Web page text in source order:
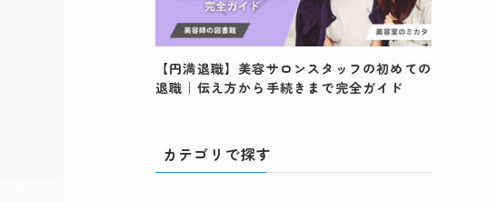
【円満退職】美容サロンスタッフの初めての
退職｜伝え方から手続きまで完全ガイド
カテゴリで探す